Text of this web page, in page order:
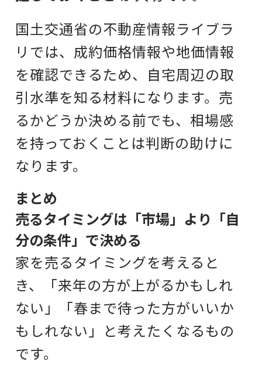
国土交通省の不動産情報ライブラ
リでは、成約価格情報や地価情報
を確認できるため、自宅周辺の取
引水準を知る材料になります。売
るかどうか決める前でも、相場感
を持っておくことは判断の助けに
なります。
まとめ
売るタイミングは「市場」より「自
分の条件」で決める
家を売るタイミングを考えると
き、
「来年の方が上がるかもしれ
ない」
「春まで待った方がいいか
もしれない」 と考えたくなるもの
です。